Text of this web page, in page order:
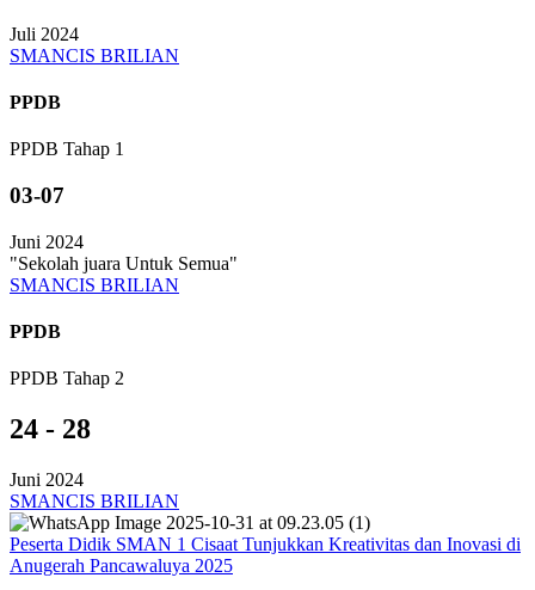
Juli 2024
SMANCIS BRILIAN
PPDB
PPDB Tahap 1
03-07
Juni 2024
"Sekolah juara Untuk Semua"
SMANCIS BRILIAN
PPDB
PPDB Tahap 2
24 - 28
Juni 2024
SMANCIS BRILIAN
Peserta Didik SMAN 1 Cisaat Tunjukkan Kreativitas dan Inovasi di
Anugerah Pancawaluya 2025